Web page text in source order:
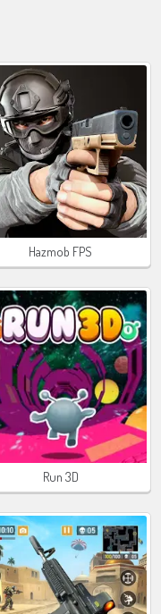
Hazmob FPS
Run 3D